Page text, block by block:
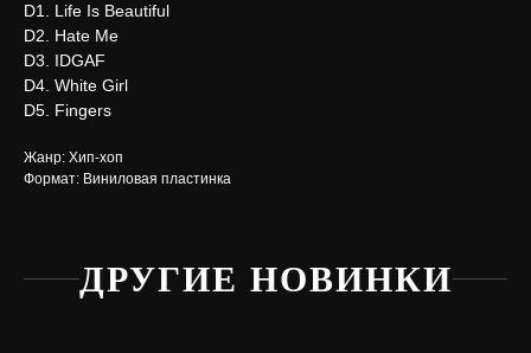
D1. Life Is Beautiful
D2. Hate Me
D3. IDGAF
D4. White Girl
D5. Fingers
Жанр: Хип-хоп
Формат: Виниловая пластинка
ДРУГИЕ НОВИНКИ